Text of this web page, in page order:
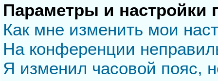
Параметры и настройки
Как мне изменить мои
На конференции
Я изменил часовой пояс,